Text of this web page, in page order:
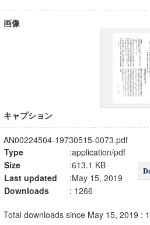
画像
キャプション
AN00224504-19730515-0073.pdf
Type
:application/pdf
Size
:613.1 KB
Last updated
:May 15, 2019
Downloads
: 1266
Total downloads since May 15, 2019 :